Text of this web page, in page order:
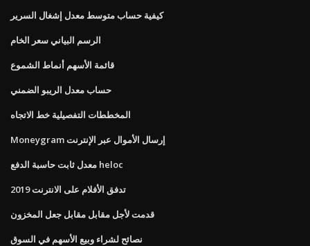
كيفية حساب متوسط ​​معدل إشغال السرير
الرسم البياني سعر الخام
قائمة الأسهم أنماط الشموع
حساب معدل الريبو الضمني
المخططات التفصيلية خط الاتجاه
Moneygram إرسال الأموال عبر الإنترنت
معدل ثابت حاسبة الدفع heloc
تدفق الأفلام على الانترنت 2019
قدمت لأجل مقابل مقابل جعل المخزون
نصائح لشراء وبيع الأسهم في السوق